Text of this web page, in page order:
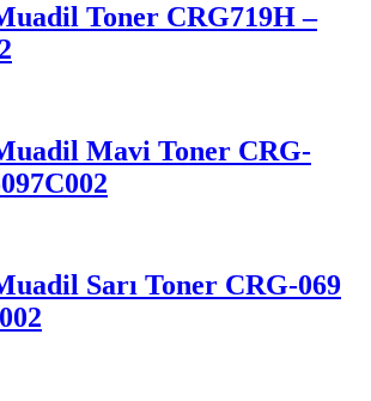
Toner CRG719H –
Mavi Toner CRG-
Sarı Toner CRG-069